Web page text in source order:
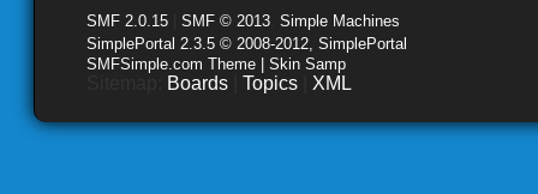
SMF 2.0.15 SMF © 2013 Simple Machines
SimplePortal 2.3.5 © 2008-2012, SimplePortal
SMFSimple.com Theme | Skin Samp
Boards Topics XML